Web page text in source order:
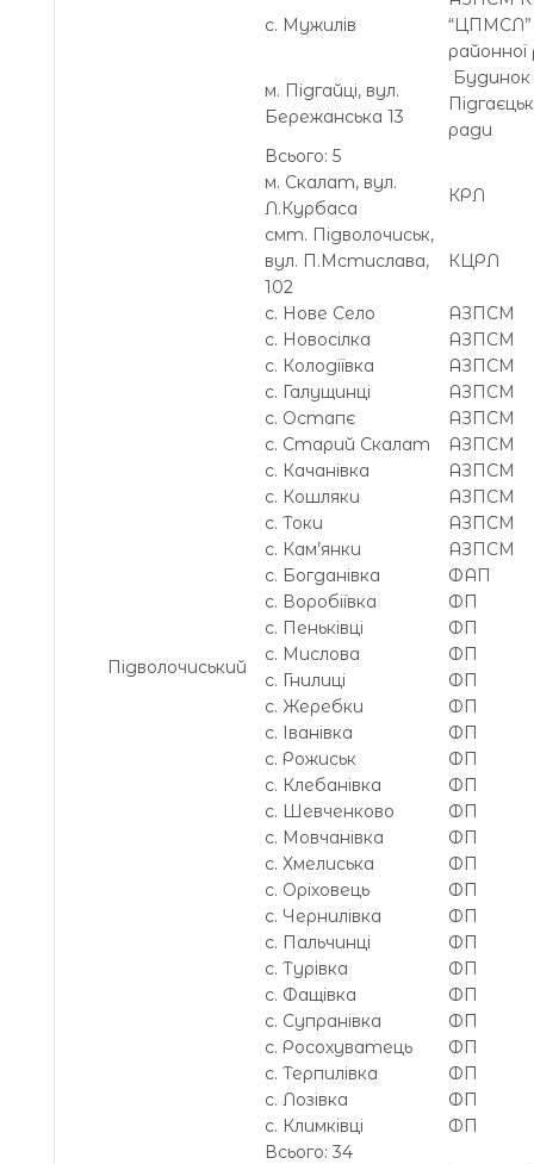
с. Мужилів
“ЦПМСЛ”
м. Підгайці, вул.
Бережанська 13
ради
Всього: 5
Підволочиський
м. Скалат, вул.
Л.Курбаса
КРЛ
смт. Підволочиськ,
вул. П.Мстислава,
102
КЦРЛ
с. Нове Село
АЗПСМ
с. Новосілка
АЗПСМ
с. Колодіївка
АЗПСМ
с. Галущинці
АЗПСМ
с. Остапє
АЗПСМ
с. Старий Скалат
АЗПСМ
с. Качанівка
АЗПСМ
с. Кошляки
АЗПСМ
с. Токи
АЗПСМ
с. Кам’янки
АЗПСМ
с. Богданівка
ФАП
с. Воробіївка
ФП
с. Пеньківці
ФП
с. Мислова
ФП
с. Гнилиці
ФП
с. Жеребки
ФП
с. Іванівка
ФП
с. Рожиськ
ФП
с. Клебанівка
ФП
с. Шевченково
ФП
с. Мовчанівка
ФП
с. Хмелиська
ФП
с. Оріховець
ФП
с. Чернилівка
ФП
с. Пальчинці
ФП
с. Турівка
ФП
с. Фащівка
ФП
с. Супранівка
ФП
с. Росохуватець
ФП
с. Терпилівка
ФП
с. Лозівка
ФП
с. Климківці
ФП
Всього: 34